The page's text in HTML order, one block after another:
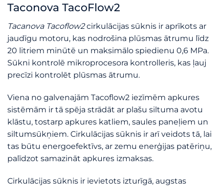
Taconova TacoFlow2
Tacanova Tacoflow2cirkulācijas sūknis ir aprīkots ar
jaudīgu motoru, kas nodrošina plūsmas ātrumu līdz
20 litriem minūtē un maksimālo spiedienu 0,6 MPa.
Sūkni kontrolē mikroprocesora kontrolleris, kas ļauj
precīzi kontrolēt plūsmas ātrumu.
Viena no galvenajām Tacoflow2 iezīmēm apkures
sistēmām ir tā spēja strādāt ar plašu siltuma avotu
klāstu, tostarp apkures katliem, saules paneļiem un
siltumsūkņiem. Cirkulācijas sūknis ir arī veidots tā, lai
tas būtu energoefektīvs, ar zemu enerģijas patēriņu,
palīdzot samazināt apkures izmaksas.
Cirkulācijas sūknis ir ievietots izturīgā, augstas